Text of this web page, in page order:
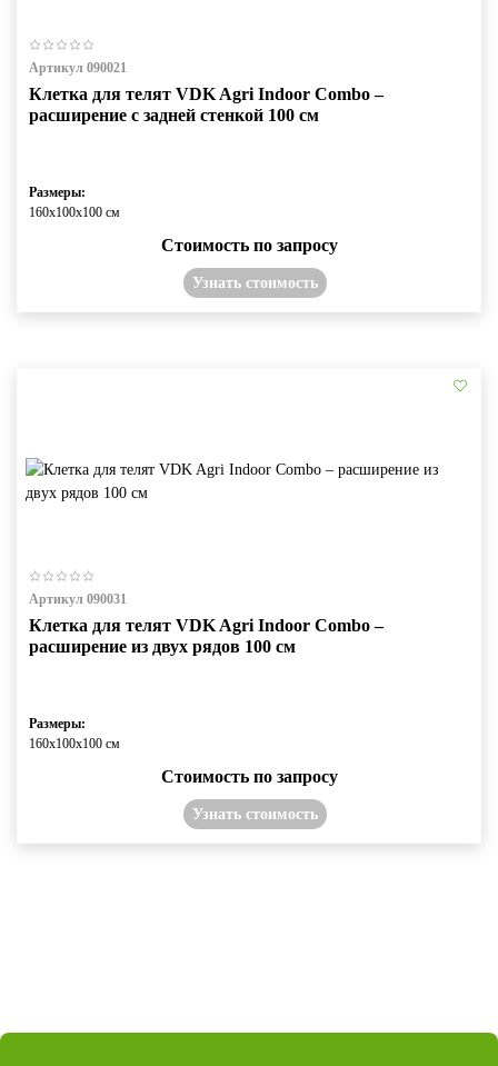
Артикул 090021
Клетка для телят VDK Agri Indoor Combo –
расширение с задней стенкой 100 см
Размеры:
160х100х100 см
Стоимость по запросу
Узнать стоимость
Артикул 090031
Клетка для телят VDK Agri Indoor Combo –
расширение из двух рядов 100 см
Размеры:
160х100х100 см
Стоимость по запросу
Узнать стоимость